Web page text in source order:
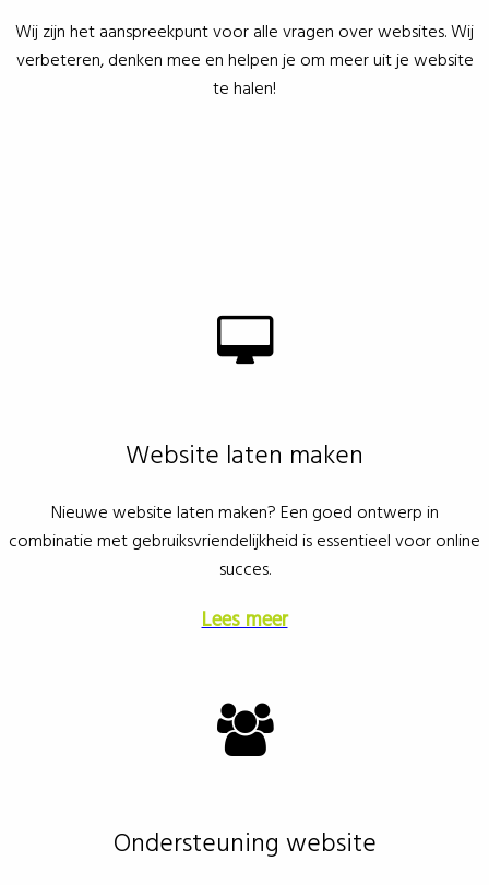
Wij zijn het aanspreekpunt voor alle vragen over websites. Wij
verbeteren, denken mee en helpen je om meer uit je website
te halen!
Website laten maken
Nieuwe website laten maken? Een goed ontwerp in
combinatie met gebruiksvriendelijkheid is essentieel voor online
succes.
Lees meer
Ondersteuning website